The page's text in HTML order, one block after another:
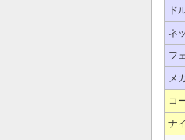
ド
ネ
フ
メ
コ
ナ